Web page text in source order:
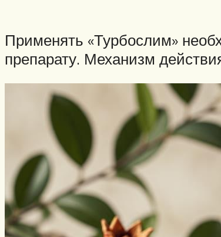
Применять «Турбослим»
препарату. Механизм